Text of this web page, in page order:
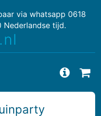
via whatsapp 0618
Nederlandse tijd.